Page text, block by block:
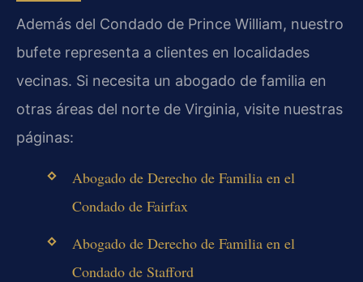
Además del Condado de Prince William, nuestro
bufete representa a clientes en localidades
vecinas. Si necesita un abogado de familia en
otras áreas del norte de Virginia, visite nuestras
páginas:
Abogado de Derecho de Familia en el
Condado de Fairfax
Abogado de Derecho de Familia en el
Condado de Stafford